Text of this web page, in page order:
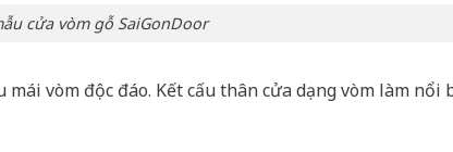
cửa vòm gỗ SaiGonDoor
vòm độc đáo. Kết cấu thân cửa dạng vòm làm nổi